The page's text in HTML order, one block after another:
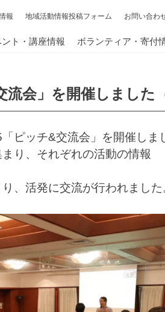
報 地域活動情報投稿フォーム お問い合わ
ント・講座情報 ボランティア・寄付
会」を開催しました
ピッチ&交流会」を開催しま
り、それぞれの活動の情報
、活発に交流が行われました